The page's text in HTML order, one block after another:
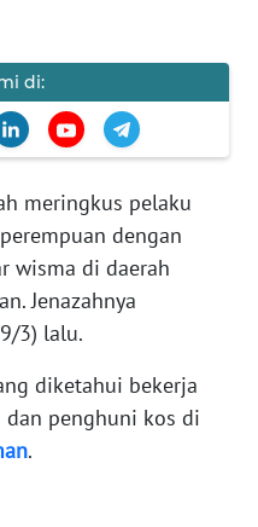
di:
meringkus pelaku
dengan
wisma di daerah
Jenazahnya
3) lalu.
diketahui bekerja
dan penghuni kos di
.